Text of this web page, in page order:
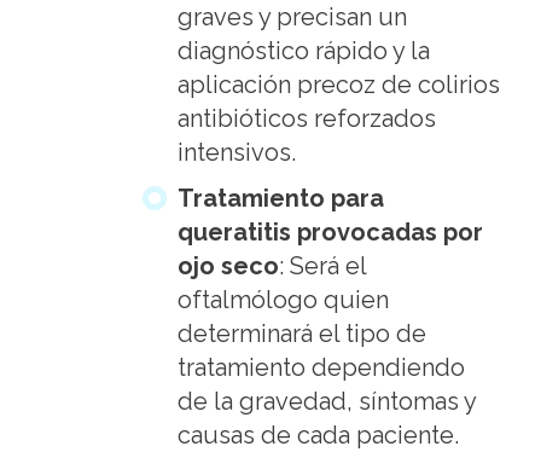
graves y precisan un
diagnóstico rápido y la
aplicación precoz de colirios
antibióticos reforzados
intensivos.
Tratamiento para
queratitis provocadas por
ojo seco: Será el
oftalmólogo quien
determinará el tipo de
tratamiento dependiendo
de la gravedad, síntomas y
causas de cada paciente.